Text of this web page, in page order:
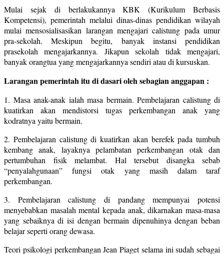
Mulai sejak di berlakukannya KBK (Kurikulum Berbasis
Kompetensi), pemerintah melalui dinas-dinas pendidikan wilayah
mulai mensosialisasikan larangan mengajari calistung pada umur
pra-sekolah. Meskipun begitu, banyak instansi pendidikan
prasekolah mengajarkannya. Jikapun sekolah tidak mengajari,
banyak orangtua yang mengajarkannya sendiri atau di kursuskan.
Larangan pemerintah itu di dasari oleh sebagian anggapan :
1. Masa anak-anak ialah masa bermain. Pembelajaran calistung di
kuatirkan akan mendistorsi tugas perkembangan anak yang
kodratnya yaitu bermain.
2. Pembelajaran calistung di kuatirkan akan berefek pada tumbuh
kembang anak, layaknya pelambatan perkembangan otak dan
pertumbuhan fisik melambat. Hal tersebut disangka sebab
“penyalahgunaan” fungsi otak yang masih dalam taraf
perkembangan.
3. Pembelajaran calistung di pandang mempunyai potensi
menyebabkan masalah mental kepada anak, dikarnakan masa-masa
yang sebaiknya di isi dengan bermain dipenuhinya dengan beban
belajar seperti orang dewasa.
Teori psikologi perkembangan Jean Piaget selama ini sudah sebagai